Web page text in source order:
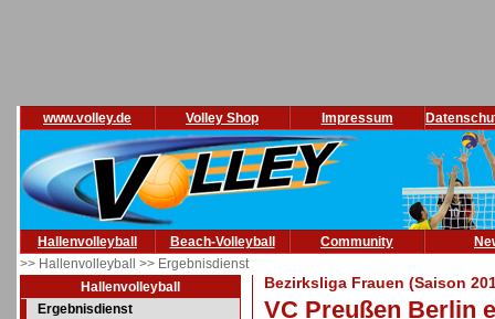
www.volley.de Volley Shop Impressum
Hallenvolleyball Beach-Volleyball Community
>> Hallenvolleyball >> Ergebnisdienst
Hallenvolleyball
Ergebnisdienst
Bezirksliga Frauen (Saison
VC Preußen Berlin